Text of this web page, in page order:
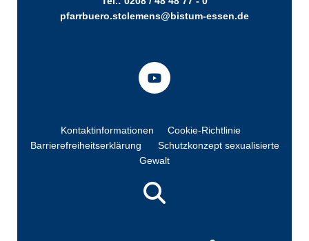
pfarrbuero.stclemens@bistum-essen.de
Kontaktinformationen
Cookie-Richtlinie
Barrierefreiheitserklärung
Schutzkonzept sexualisierte
Gewalt